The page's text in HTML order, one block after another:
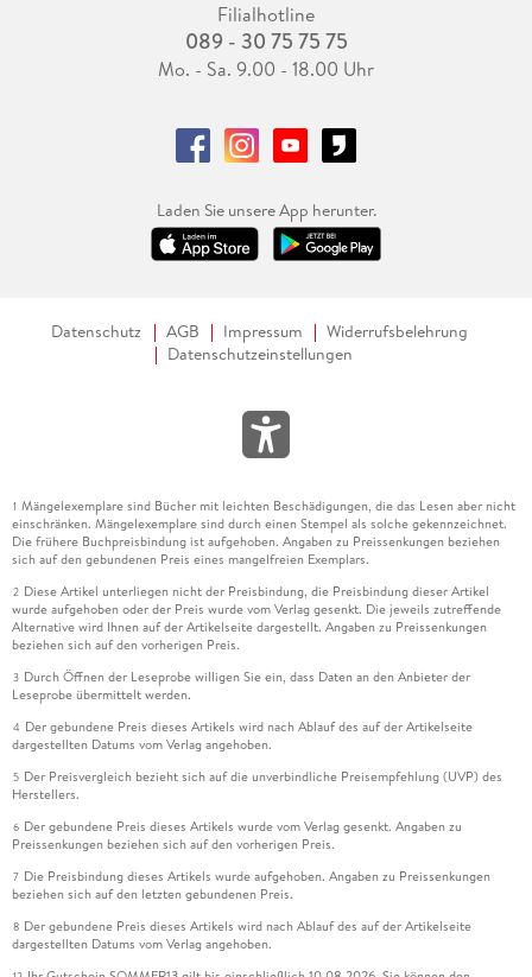
Filialhotline
089 - 30 75 75 75
Mo. - Sa. 9.00 - 18.00 Uhr
Laden Sie unsere App herunter.
Datenschutz AGB Impressum
Widerrufsbelehrung
Datenschutzeinstellungen
1 Mängelexemplare sind Bücher mit leichten Beschädigungen, die das Lesen aber nicht
einschränken. Mängelexemplare sind durch einen Stempel als solche gekennzeichnet.
Die frühere Buchpreisbindung ist aufgehoben. Angaben zu Preissenkungen beziehen
sich auf den gebundenen Preis eines mangelfreien Exemplars.
2 Diese Artikel unterliegen nicht der Preisbindung, die Preisbindung dieser Artikel
wurde aufgehoben oder der Preis wurde vom Verlag gesenkt. Die jeweils zutreffende
Alternative wird Ihnen auf der Artikelseite dargestellt. Angaben zu Preissenkungen
beziehen sich auf den vorherigen Preis.
3 Durch Öffnen der Leseprobe willigen Sie ein, dass Daten an den Anbieter der
Leseprobe übermittelt werden.
4 Der gebundene Preis dieses Artikels wird nach Ablauf des auf der Artikelseite
dargestellten Datums vom Verlag angehoben.
5 Der Preisvergleich bezieht sich auf die unverbindliche Preisempfehlung (UVP) des
Herstellers.
6 Der gebundene Preis dieses Artikels wurde vom Verlag gesenkt. Angaben zu
Preissenkungen beziehen sich auf den vorherigen Preis.
7 Die Preisbindung dieses Artikels wurde aufgehoben. Angaben zu Preissenkungen
beziehen sich auf den letzten gebundenen Preis.
8 Der gebundene Preis dieses Artikels wird nach Ablauf des auf der Artikelseite
dargestellten Datums vom Verlag angehoben.